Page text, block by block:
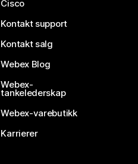
Cisco
Kontakt support
Kontakt salg
Webex Blog
Webex-
tankelederskap
Webex-varebutikk
Karrierer